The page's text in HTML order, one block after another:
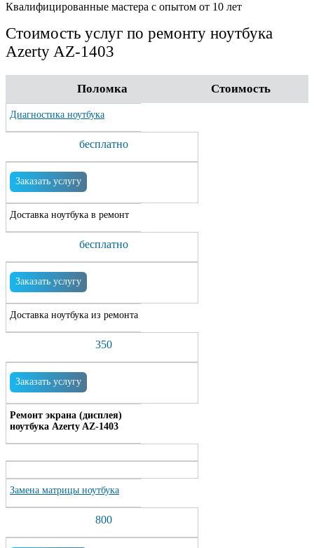
Квалифицированные мастера с опытом от 10 лет
Стоимость услуг по ремонту ноутбука
Azerty AZ-1403
Поломка Стоимость
Диагностика ноутбука
бесплатно
Заказать услугу
Доставка ноутбука в ремонт
бесплатно
Заказать услугу
Доставка ноутбука из ремонта
350
Заказать услугу
Ремонт экрана (дисплея)
ноутбука Azerty AZ-1403
Замена матрицы ноутбука
800